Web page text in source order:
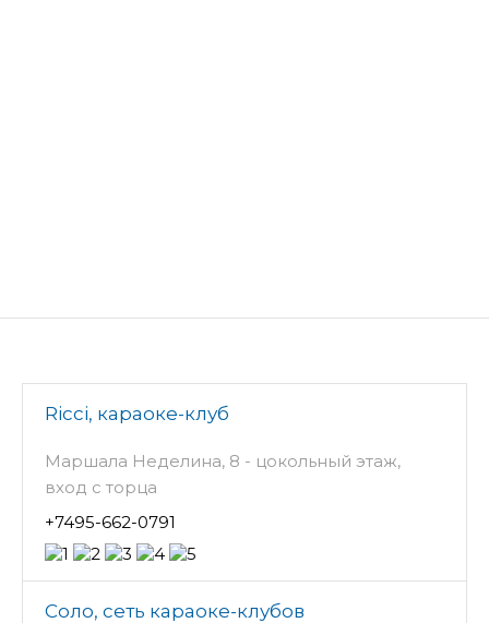
Ricci, караоке-клуб
Маршала Неделина, 8 - цокольный этаж,
вход с торца
+7495-662-0791
Соло, сеть караоке-клубов